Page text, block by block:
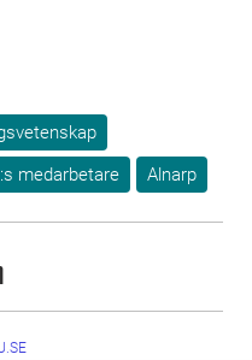
medarbetare Alnarp